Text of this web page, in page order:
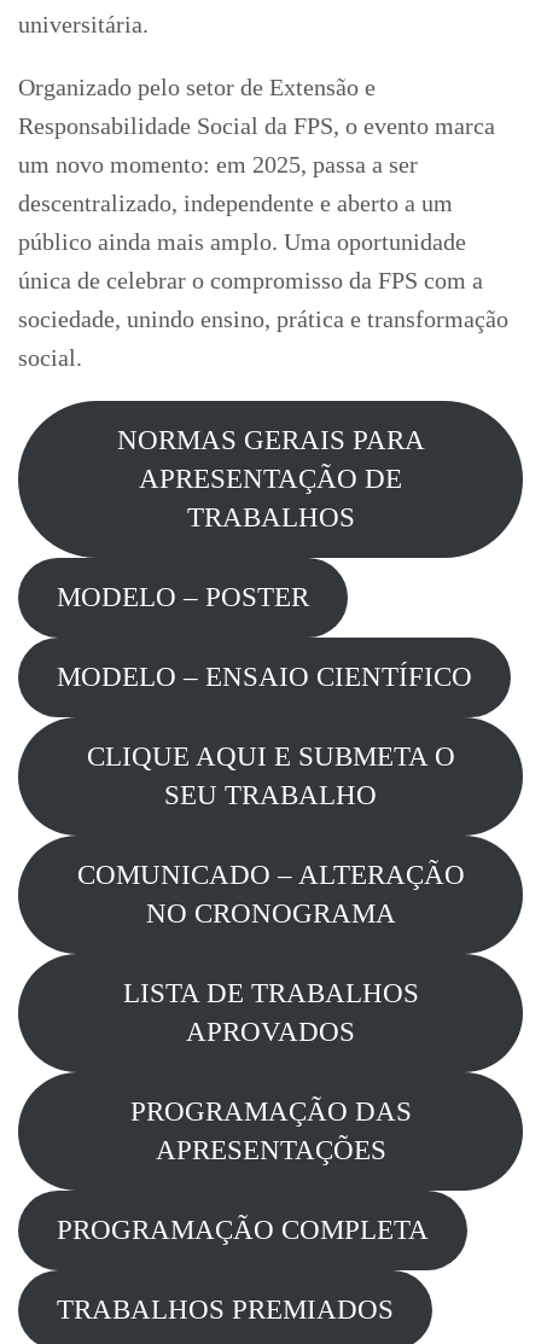
universitária.
Organizado pelo setor de Extensão e
Responsabilidade Social da FPS, o evento marca
um novo momento: em 2025, passa a ser
descentralizado, independente e aberto a um
público ainda mais amplo. Uma oportunidade
única de celebrar o compromisso da FPS com a
sociedade, unindo ensino, prática e transformação
social.
NORMAS GERAIS PARA
APRESENTAÇÃO DE
TRABALHOS
MODELO – POSTER
MODELO – ENSAIO CIENTÍFICO
CLIQUE AQUI E SUBMETA O
SEU TRABALHO
COMUNICADO – ALTERAÇÃO
NO CRONOGRAMA
LISTA DE TRABALHOS
APROVADOS
PROGRAMAÇÃO DAS
APRESENTAÇÕES
PROGRAMAÇÃO COMPLETA
TRABALHOS PREMIADOS